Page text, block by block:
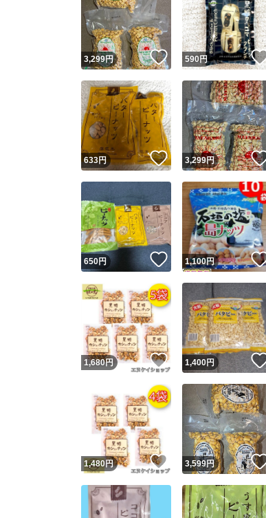
3,299円 いいね！
590円
633円 いいね！
3,299円
650円 いいね！
1,100円
1,680円 いいね！
1,400円
1,480円 いいね！
3,599円